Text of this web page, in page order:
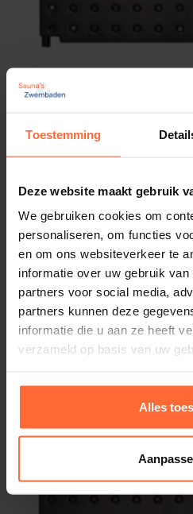
Toestemming
Deze website maakt gebruik
We gebruiken cookies om
personaliseren, om functies
en om ons websiteverkeer te
informatie over uw gebruik
partners voor social media,
partners kunnen deze
informatie die u aan ze heeft
verzameld op basis van uw
Alles
OKU solar Systeem 1000